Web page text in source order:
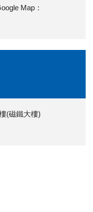
Map：
(磁鐵大樓)